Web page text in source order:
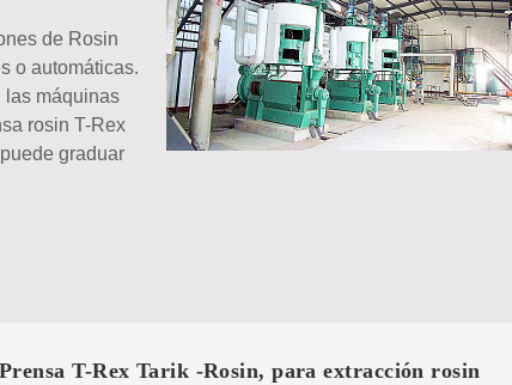
de Rosin
o automáticas.
las máquinas
rosin T-Rex
graduar
Prensa T-Rex Tarik -Rosin, para extracción rosin